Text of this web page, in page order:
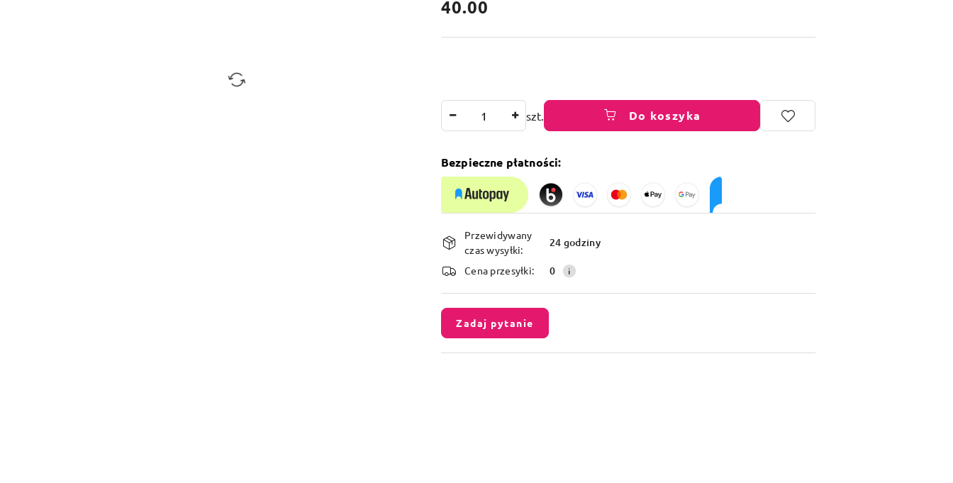
cena:
40.00
szt. Do koszyka
Bezpieczne płatności:
Dostępność
i
dostawa
Przewidywany
czas wysyłki:
24 godziny
Cena przesyłki: 0
Zadaj pytanie